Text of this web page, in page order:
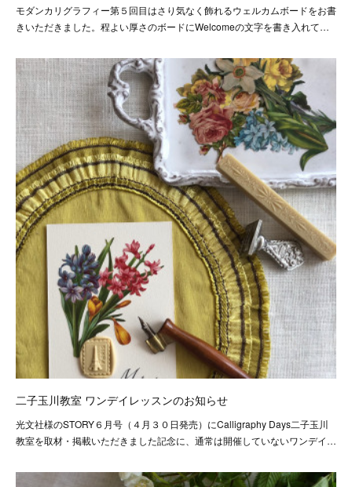
モダンカリグラフィー第５回目はさり気なく飾れるウェルカムボードをお書
きいただきました。程よい厚さのボードにWelcomeの文字を書き入れて…
二子玉川教室 ワンデイレッスンのお知らせ
光文社様のSTORY６月号（４月３０日発売）にCalligraphy Days二子玉川
教室を取材・掲載いただきました記念に、通常は開催していないワンデイ…